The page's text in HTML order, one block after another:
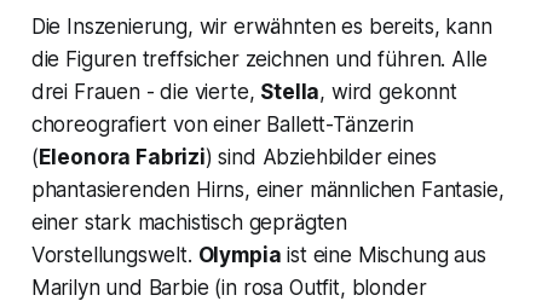
Die Inszenierung, wir erwähnten es bereits, kann
die Figuren treffsicher zeichnen und führen. Alle
drei Frauen - die vierte, Stella, wird gekonnt
choreografiert von einer Ballett-Tänzerin
(Eleonora Fabrizi) sind Abziehbilder eines
phantasierenden Hirns, einer männlichen Fantasie,
einer stark machistisch geprägten
Vorstellungswelt. Olympia ist eine Mischung aus
Marilyn und Barbie (in rosa Outfit, blonder